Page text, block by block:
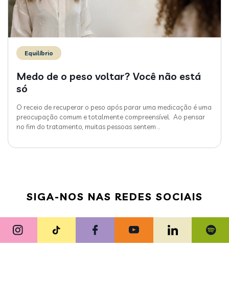
Equilíbrio
Medo de o peso voltar? Você não está
só
O receio de recuperar o peso após parar uma medicação é uma
preocupação comum e totalmente compreensível. Ao pensar
no fim do tratamento, muitas pessoas sentem
SIGA-NOS NAS REDES SOCIAIS